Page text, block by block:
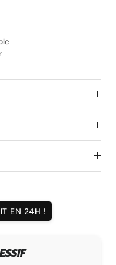
EN 24H !